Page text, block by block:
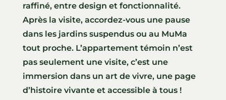
raffiné, entre design et fonctionnalité.
Après la visite, accordez-vous une pause
dans les jardins suspendus ou au MuMa
tout proche. L’appartement témoin n’est
pas seulement une visite, c’est une
immersion dans un art de vivre, une page
d’histoire vivante et accessible à tous !